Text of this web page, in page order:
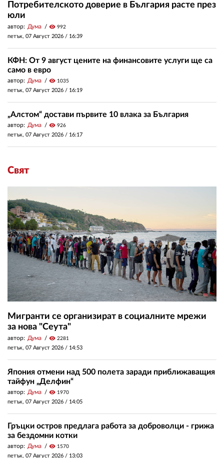
Потребителското доверие в България расте през
юли
автор: Дума visibility 992
петък, 07 Август 2026 / 16:39
КФН: От 9 август цените на финансовите услуги ще са
само в евро
автор: Дума visibility 1035
петък, 07 Август 2026 / 16:19
„Алстом“ достави първите 10 влака за България
автор: Дума visibility 926
петък, 07 Август 2026 / 16:17
Свят
Мигранти се организират в социалните мрежи
за нова "Сеута"
автор: Дума visibility 2281
петък, 07 Август 2026 / 14:53
Япония отмени над 500 полета заради приближаващия
тайфун „Делфин“
автор: Дума visibility 1970
петък, 07 Август 2026 / 14:05
Гръцки остров предлага работа за доброволци - грижа
за бездомни котки
автор: Дума visibility 1570
петък, 07 Август 2026 / 13:03